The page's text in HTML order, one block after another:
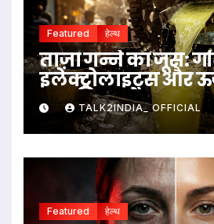
Featured हेल्थ
ताज़ा गन्ने का जूस:
इलेक्ट्रोलाइट्स और
प्राकृतिक स्रोत
TALK2INDIA_ OFFICIAL
Featured हेल्थ